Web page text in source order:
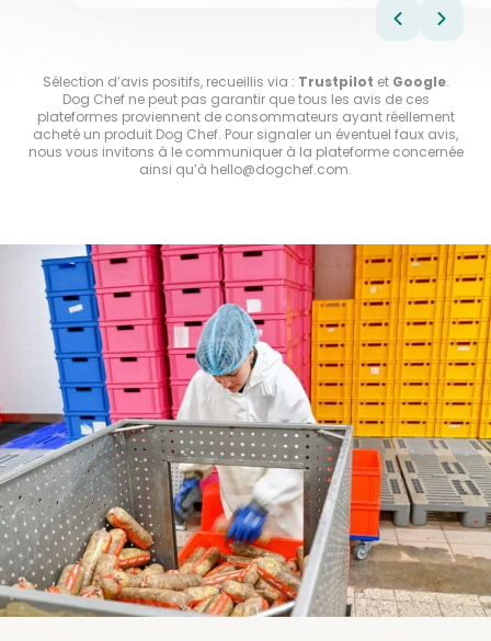
Sélection d’avis positifs, recueillis via : Trustpilot et Google.
Dog Chef ne peut pas garantir que tous les avis de ces
plateformes proviennent de consommateurs ayant réellement
acheté un produit Dog Chef. Pour signaler un éventuel faux avis,
nous vous invitons à le communiquer à la plateforme concernée
ainsi qu’à hello@dogchef.com.